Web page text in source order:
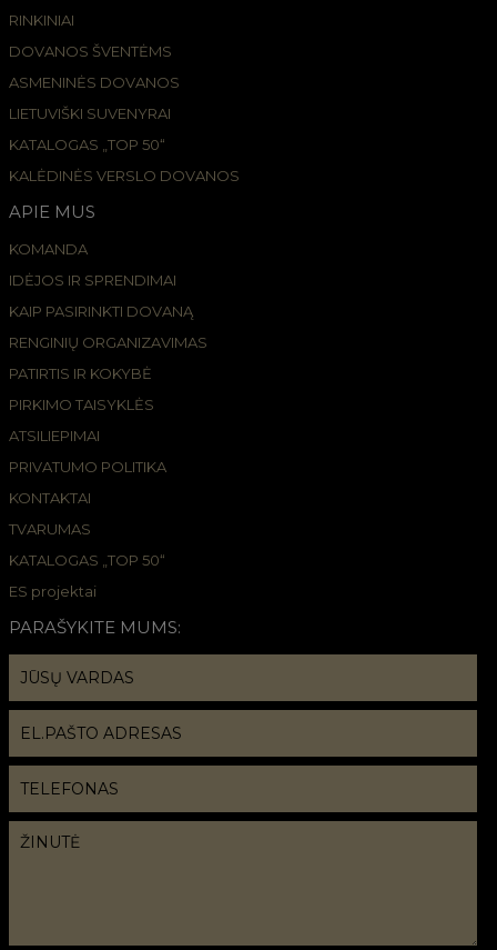
RINKINIAI
DOVANOS ŠVENTĖMS
ASMENINĖS DOVANOS
LIETUVIŠKI SUVENYRAI
KATALOGAS „TOP 50“
KALĖDINĖS VERSLO DOVANOS
APIE MUS
KOMANDA
IDĖJOS IR SPRENDIMAI
KAIP PASIRINKTI DOVANĄ
RENGINIŲ ORGANIZAVIMAS
PATIRTIS IR KOKYBĖ
PIRKIMO TAISYKLĖS
ATSILIEPIMAI
PRIVATUMO POLITIKA
KONTAKTAI
TVARUMAS
KATALOGAS „TOP 50“
ES projektai
PARAŠYKITE MUMS: